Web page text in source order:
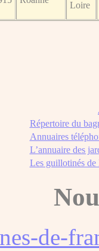
Loire
Répertoire du
Annuaires
L’annuaire des
Les guillotinés de
de-